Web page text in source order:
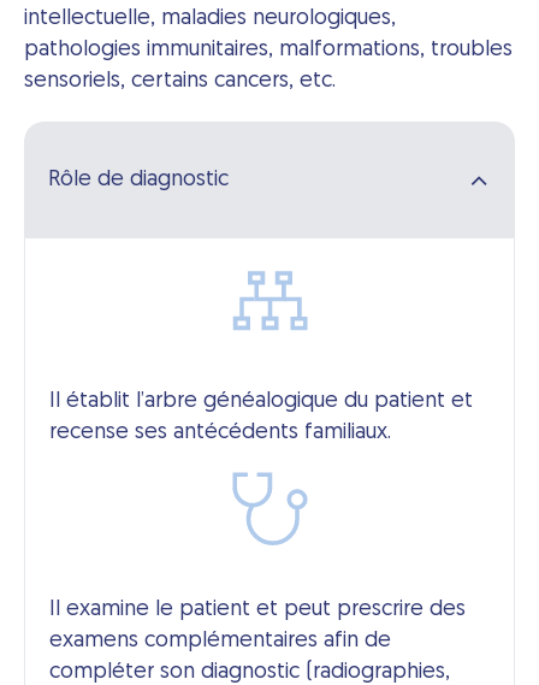
intellectuelle, maladies neurologiques,
pathologies immunitaires, malformations, troubles
sensoriels, certains cancers, etc.
Rôle de diagnostic
Il établit l’arbre généalogique du patient et
recense ses antécédents familiaux.
Il examine le patient et peut prescrire des
examens complémentaires afin de
compléter son diagnostic (radiographies,